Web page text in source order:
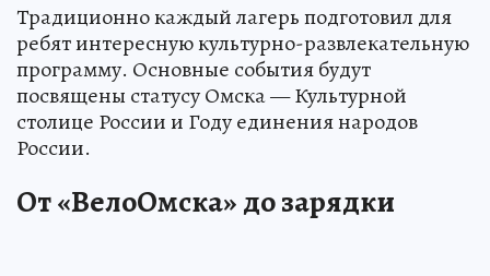
Традиционно каждый лагерь подготовил для
ребят интересную культурно-развлекательную
программу. Основные события будут
посвящены статусу Омска — Культурной
столице России и Году единения народов
России.
От «ВелоОмска» до зарядки